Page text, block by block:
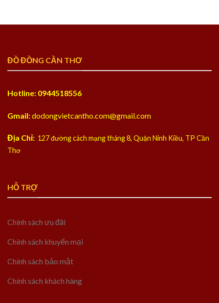
ĐỒ ĐỒNG CẦN THƠ
Hotline: 0944518556
Gmail:dodongvietcantho.com@gmail.com
Địa Chỉ: 127 đường cách mạng tháng 8, Quận Ninh Kiều, TP Cần
Thơ
HỖ TRỢ
Chính sách ưu đãi
Chính sách khuyến mại
Chính sách bảo mật
Chính sách khách hàng